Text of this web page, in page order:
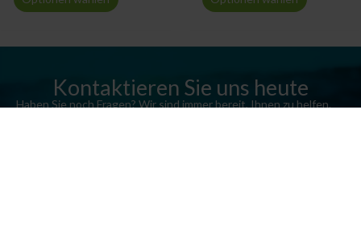
Kontaktieren Sie uns heute
Haben Sie noch Fragen? Wir sind immer bereit, Ihnen zu helfen.